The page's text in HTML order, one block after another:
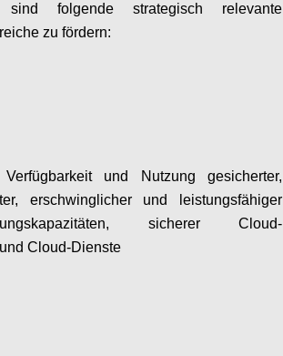
sind folgende strategisch relevante
zu fördern:
Verfügbarkeit und Nutzung gesicherter,
erschwinglicher und leistungsfähiger
sicherer Cloud-
Cloud-Dienste